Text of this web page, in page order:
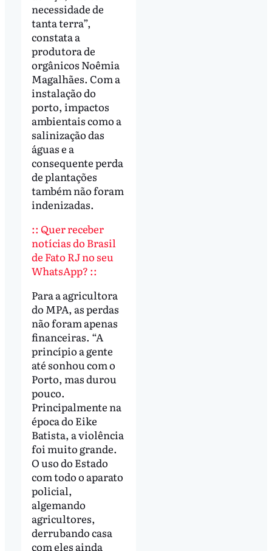
necessidade de
tanta terra”,
constata a
produtora de
orgânicos Noêmia
Magalhães. Com a
instalação do
porto, impactos
ambientais como a
salinização das
águas e a
consequente perda
de plantações
também não foram
indenizadas.
:: Quer receber
notícias do Brasil
de Fato RJ no seu
WhatsApp? ::
Para a agricultora
do MPA, as perdas
não foram apenas
financeiras. “A
princípio a gente
até sonhou com o
Porto, mas durou
pouco.
Principalmente na
época do Eike
Batista, a violência
foi muito grande.
O uso do Estado
com todo o aparato
policial,
algemando
agricultores,
derrubando casa
com eles ainda